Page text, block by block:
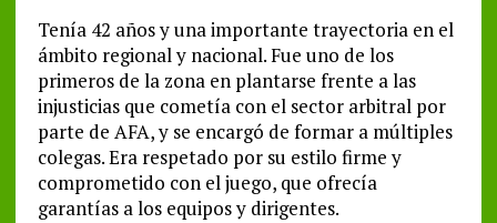
Tenía 42 años y una importante trayectoria en el
ámbito regional y nacional. Fue uno de los
primeros de la zona en plantarse frente a las
injusticias que cometía con el sector arbitral por
parte de AFA, y se encargó de formar a múltiples
colegas. Era respetado por su estilo firme y
comprometido con el juego, que ofrecía
garantías a los equipos y dirigentes.